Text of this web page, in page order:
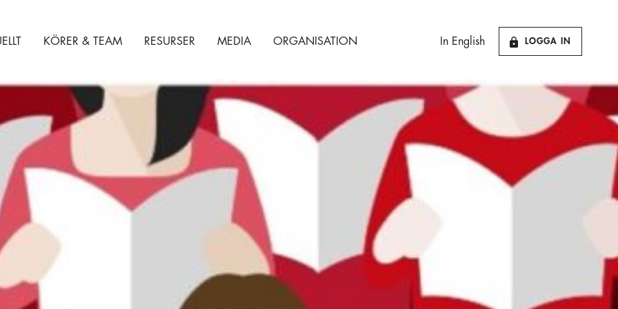
KÖRER & TEAM RESURSER MEDIA ORGANISATION In English LOGGA IN